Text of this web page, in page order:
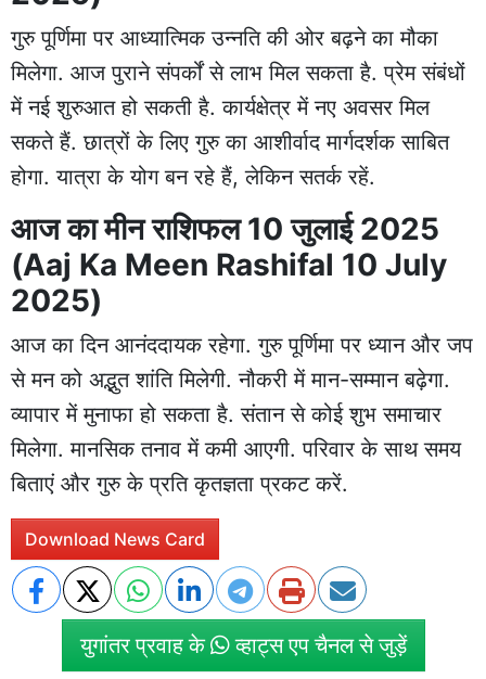
गुरु पूर्णिमा पर आध्यात्मिक उन्नति की ओर बढ़ने का मौका
मिलेगा. आज पुराने संपर्कों से लाभ मिल सकता है. प्रेम संबंधों
में नई शुरुआत हो सकती है. कार्यक्षेत्र में नए अवसर मिल
सकते हैं. छात्रों के लिए गुरु का आशीर्वाद मार्गदर्शक साबित
होगा. यात्रा के योग बन रहे हैं, लेकिन सतर्क रहें.
आज का मीन राशिफल 10 जुलाई 2025
(Aaj Ka Meen Rashifal 10 July
2025)
आज का दिन आनंददायक रहेगा. गुरु पूर्णिमा पर ध्यान और जप
से मन को अद्भुत शांति मिलेगी. नौकरी में मान-सम्मान बढ़ेगा.
व्यापार में मुनाफा हो सकता है. संतान से कोई शुभ समाचार
मिलेगा. मानसिक तनाव में कमी आएगी. परिवार के साथ समय
बिताएं और गुरु के प्रति कृतज्ञता प्रकट करें.
Download News Card
युगांतर प्रवाह के व्हाट्स एप चैनल से जुड़ें